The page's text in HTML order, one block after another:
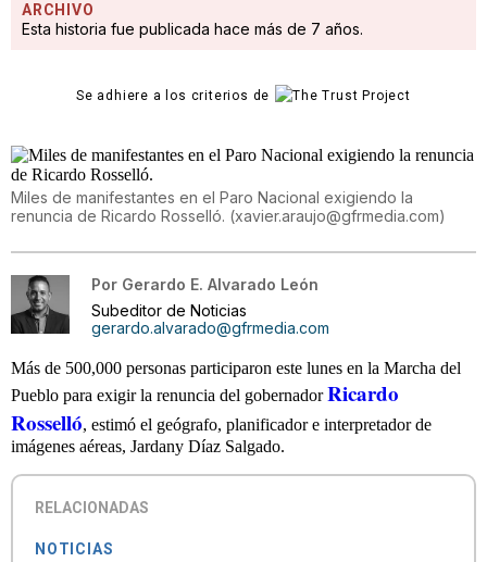
ARCHIVO
Esta historia fue publicada hace más de 7 años.
Se adhiere a los criterios de
Miles de manifestantes en el Paro Nacional exigiendo la
renuncia de Ricardo Rosselló. (xavier.araujo@gfrmedia.com)
Por Gerardo E. Alvarado León
Subeditor de Noticias
gerardo.alvarado@gfrmedia.com
Más de 500,000 personas participaron este lunes en la Marcha del
Pueblo para exigir la renuncia del gobernadorRicardo
Rosselló, estimó el geógrafo, planificador e interpretador de
imágenes aéreas, Jardany Díaz Salgado.
RELACIONADAS
NOTICIAS